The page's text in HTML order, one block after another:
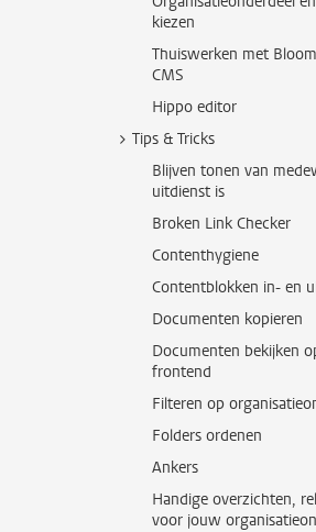
kiezen
Thuiswerken met
CMS
Hippo editor
Tips & Tricks
Blijven tonen van
uitdienst is
Broken Link Checker
Contenthygiene
Contentblokken in- en
Documenten kopieren
Documenten bekijken
frontend
Filteren op
Folders ordenen
Ankers
Handige overzichten,
voor jouw